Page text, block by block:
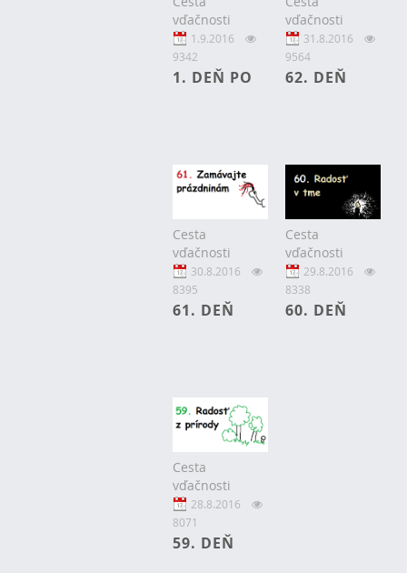
vďačnosti
1.9.2016
9342
1. DEŇ PO
vďačnosti
31.8.2016
9564
62. DEŇ
Cesta
vďačnosti
30.8.2016
8395
61. DEŇ
Cesta
vďačnosti
29.8.2016
8338
60. DEŇ
Cesta
vďačnosti
28.8.2016
8071
59. DEŇ